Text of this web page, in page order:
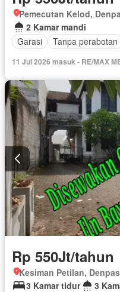
Pemecutan Kelod,
2 Kamar mandi
Garasi
Tanpa perabotan
11 Jul 2026 masuk - RE/MAX
Rp 550Jt/tahun
Kesiman Petilan,
3 Kamar tidur
3